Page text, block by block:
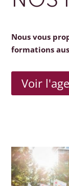
Nous vous
formations
Voir